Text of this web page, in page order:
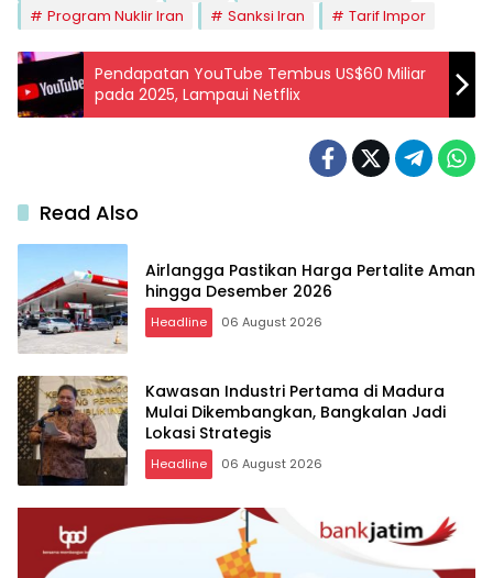
Program Nuklir Iran
Sanksi Iran Tarif Impor
Pendapatan YouTube Tembus US$60 Miliar
pada 2025, Lampaui Netflix
Read Also
Airlangga Pastikan Harga Pertalite Aman
hingga Desember 2026
Headline 06 August 2026
Kawasan Industri Pertama di Madura
Mulai Dikembangkan, Bangkalan Jadi
Lokasi Strategis
Headline 06 August 2026